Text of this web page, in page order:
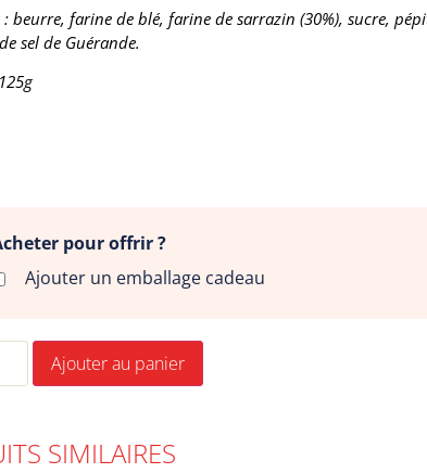
beurre, farine de blé, farine de sarrazin (30%), sucre,
sel de Guérande.
pour offrir ?
Ajouter un emballage cadeau
Ajouter au panier
SIMILAIRES